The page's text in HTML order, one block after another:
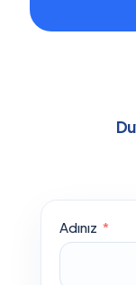
Adınız